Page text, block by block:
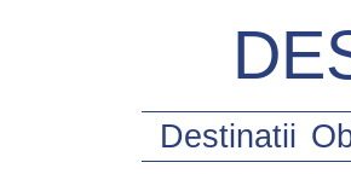
Destinatii